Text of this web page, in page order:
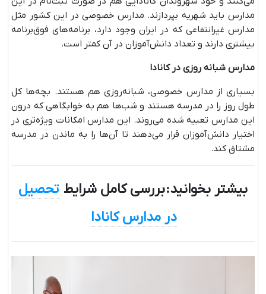
مدارس باید شهریه بپردازند. مدارس خصوصی در این کشور مثل
مدارس غیرانتفاعی که در ایران وجود دارد، برنامه‌های فوق‌برنامه
بیشتری دارند و تعداد دانش‌آموزان در آن کمتر است.
مدارس شبانه ‌روزی در کانادا
بسیاری از مدارس خصوصی، شبانه‌روزی هم هستند. بچه‌ها کل
طول روز را در مدرسه هستند و شب‌ها هم به خوابگاهی که درون
این مدارس تعبیه شده می‌روند. این مدارس امکانات ویژه‌تری در
اختیار دانش‌آموزان قرار می‌دهند تا آن‌ها را به ماندن در مدرسه
مشتاق کند.
بیشتر بخوانید: بررسی کامل شرایط تحصیل
در مدارس کانادا